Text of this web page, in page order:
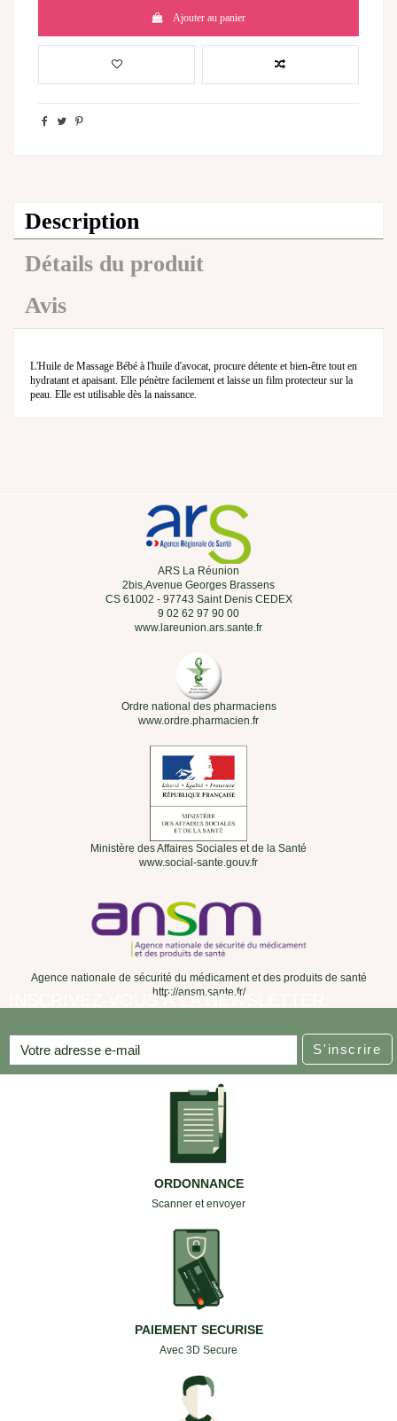
Ajouter au panier
Description
Détails du produit
Avis
L'Huile de Massage Bébé à l'huile d'avocat, procure détente et bien-être tout en
hydratant et apaisant. Elle pénètre facilement et laisse un film protecteur sur la
peau. Elle est utilisable dès la naissance.
ARS La Réunion
2bis,Avenue Georges Brassens
CS 61002 - 97743 Saint Denis CEDEX
9 02 62 97 90 00
www.lareunion.ars.sante.fr
Ordre national des pharmaciens
www.ordre.pharmacien.fr
Ministère des Affaires Sociales et de la Santé
www.social-sante.gouv.fr
Agence nationale de sécurité du médicament et des produits de santé
http://ansm.sante.fr/
INSCRIVEZ-VOUS À LA NEWSLETTER
S'inscrire
ORDONNANCE
Scanner et envoyer
PAIEMENT SECURISE
Avec 3D Secure